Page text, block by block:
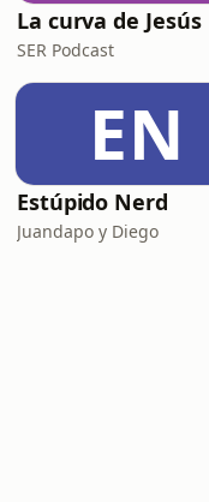
La curva de Jesús
SER Podcast
EN
Estúpido Nerd
Juandapo y Diego